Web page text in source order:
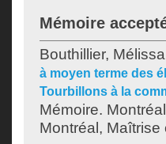
Mémoire
Bouthillier, Mélissa
à moyen terme des
Tourbillons à la
Mémoire.
Montréal, Maîtrise